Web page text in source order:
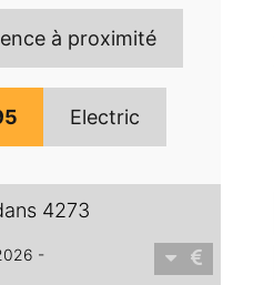
à proximité
Electric
4273
-